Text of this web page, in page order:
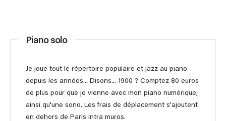
Piano solo
Je joue tout le répertoire populaire et jazz au piano
depuis les années... Disons... 1900 ? Comptez 80 euros
de plus pour que je vienne avec mon piano numérique,
ainsi qu'une sono. Les frais de déplacement s'ajoutent
en dehors de Paris intra muros.